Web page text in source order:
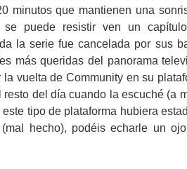
minutos que mantienen una
puede resistir ven un
la serie fue cancelada por sus
más queridas del panorama
vuelta de Community en su
del día cuando la escuché (a
tipo de plataforma hubiera
hecho), podéis echarle un